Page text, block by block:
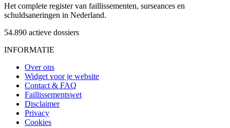
Het complete register van faillissementen, surseances en
schuldsaneringen in Nederland.
54.890 actieve dossiers
INFORMATIE
Over ons
Widget voor je website
Contact & FAQ
Faillissementswet
Disclaimer
Privacy
Cookies